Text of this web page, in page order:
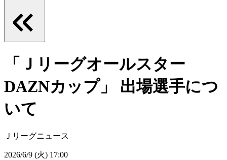
「Ｊリーグオールスター
DAZNカップ」 出場選手につ
いて
Ｊリーグニュース
2026/6/9 (火) 17:00